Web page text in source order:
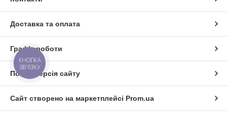
Доставка та оплата
Графік роботи
Повна версія сайту
Сайт створено на маркетплейсі Prom.ua
КНОПКА
ЗВ'ЯЗКУ